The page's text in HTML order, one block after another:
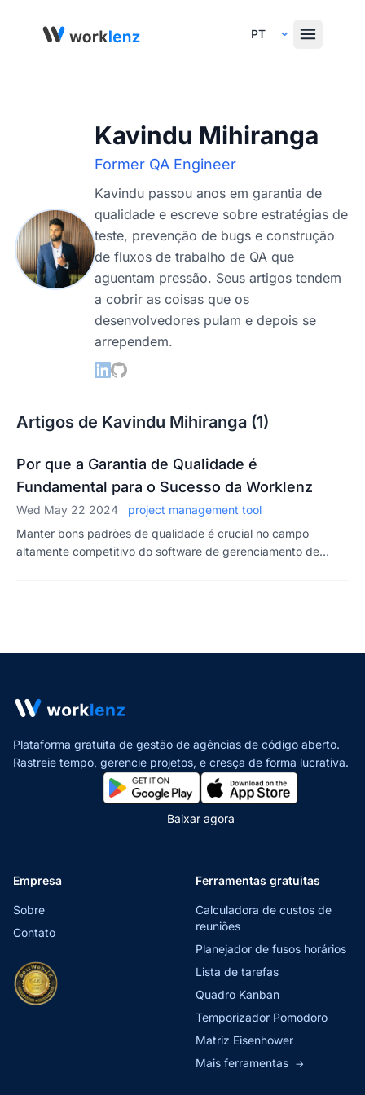
Select Language
Kavindu Mihiranga
Former QA Engineer
Kavindu passou anos em garantia de
qualidade e escreve sobre estratégias de
teste, prevenção de bugs e construção
de fluxos de trabalho de QA que
aguentam pressão. Seus artigos tendem
a cobrir as coisas que os
desenvolvedores pulam e depois se
arrependem.
Artigos de Kavindu Mihiranga (1)
Por que a Garantia de Qualidade é
Fundamental para o Sucesso da Worklenz
Wed May 22 2024
project management tool
Manter bons padrões de qualidade é crucial no campo
altamente competitivo do software de gerenciamento de
Plataforma gratuita de gestão de agências de código aberto.
Rastreie tempo, gerencie projetos, e cresça de forma lucrativa.
Baixar agora
Empresa
Sobre
Contato
Ferramentas gratuitas
Calculadora de custos de
reuniões
Planejador de fusos horários
Lista de tarefas
Quadro Kanban
Temporizador Pomodoro
Matriz Eisenhower
Mais ferramentas →